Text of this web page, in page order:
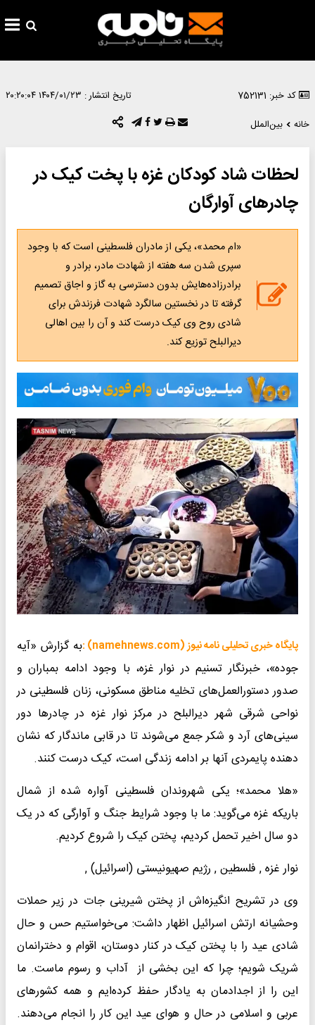
کد خبر: 752131 تاریخ انتشار : ۱۴۰۴/۰۱/۲۳ ۲۰:۲۰:۰۴
خانه
بین‌الملل
لحظات شاد کودکان غزه با پخت کیک در
چادرهای آوارگان
«ام محمد»، یکی از مادران فلسطینی است که با وجود
سپری شدن سه هفته از شهادت مادر، برادر و
برادرزاده‌هایش بدون دسترسی به گاز و اجاق تصمیم
گرفته تا در نخستین سالگرد شهادت فرزندش برای
شادی روح وی کیک درست کند و آن را بین اهالی
دیرالبلح توزیع کند.
پایگاه خبری تحلیلی نامه نیوز (namehnews.com) :
به گزارش «آیه
جوده»، خبرنگار تسنیم در نوار غزه، با وجود ادامه بمباران و
صدور دستورالعمل‌های تخلیه مناطق مسکونی، زنان فلسطینی در
نواحی شرقی شهر دیرالبلح در مرکز نوار غزه در چادرها دور
سینی‌های آرد و شکر جمع می‌شوند تا در قابی ماندگار که نشان
دهنده پایمردی آنها بر ادامه زندگی است، کیک درست کنند.
«هلا محمد»؛ یکی شهروندان فلسطینی آواره شده از شمال
باریکه غزه می‌گوید: ما با وجود شرایط جنگ و آوارگی که در یک
دو سال اخیر تحمل کردیم، پختن کیک را شروع کردیم.
نوار غزه , فلسطین , رژیم صهیونیستی (اسرائیل) ,
وی در تشریح انگیزه‌اش از پختن شیرینی جات در زیر حملات
وحشیانه ارتش اسرائیل اظهار داشت: می‌خواستیم حس و حال
شادی عید را با پختن کیک در کنار دوستان، اقوام و دخترانمان
شریک شویم؛ چرا که این بخشی از آداب و رسوم ماست. ما
این را از اجدادمان به یادگار حفظ کرده‌ایم و همه کشورهای
عربی و اسلامی در حال و هوای عید این کار را انجام می‌دهند.